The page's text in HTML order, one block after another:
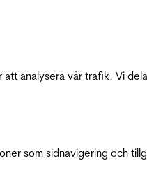
analysera vår trafik. Vi
som sidnavigering och